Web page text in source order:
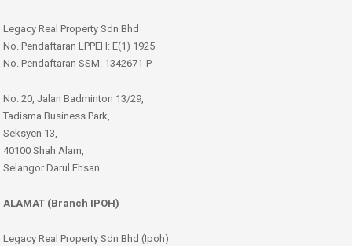
Legacy Real Property Sdn Bhd
No. Pendaftaran LPPEH: E(1) 1925
No. Pendaftaran SSM: 1342671-P
No. 20, Jalan Badminton 13/29,
Tadisma Business Park,
Seksyen 13,
40100 Shah Alam,
Selangor Darul Ehsan.
ALAMAT (Branch IPOH)
Legacy Real Property Sdn Bhd (Ipoh)